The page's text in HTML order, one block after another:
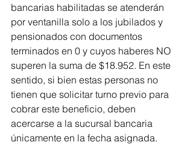
bancarias habilitadas se atenderán
por ventanilla solo a los jubilados y
pensionados con documentos
terminados en 0 y cuyos haberes NO
superen la suma de $18.952. En este
sentido, si bien estas personas no
tienen que solicitar turno previo para
cobrar este beneficio, deben
acercarse a la sucursal bancaria
únicamente en la fecha asignada.